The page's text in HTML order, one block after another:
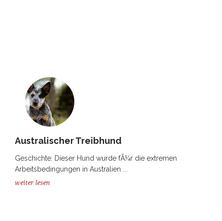
Australischer Treibhund
Geschichte: Dieser Hund wurde fÃ¼r die extremen
Arbeitsbedingungen in Australien ...
weiter lesen